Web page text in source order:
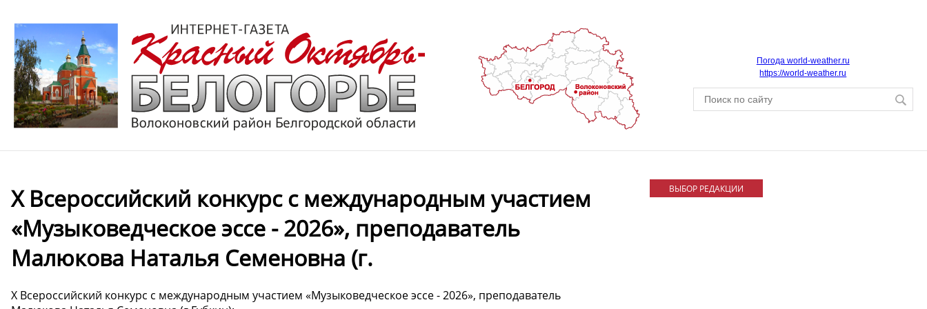
Погода world-weather.ru
https://world-weather.ru
X Всероссийский конкурс с международным участием
«Музыковедческое эссе - 2026», преподаватель
Малюкова Наталья Семеновна (г.
X Всероссийский конкурс с международным участием «Музыковедческое эссе - 2026», преподаватель
ВЫБОР РЕДАКЦИИ